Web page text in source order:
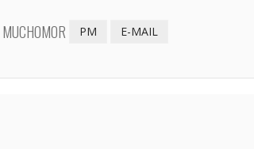
MUCHOMOR PM E-MAIL